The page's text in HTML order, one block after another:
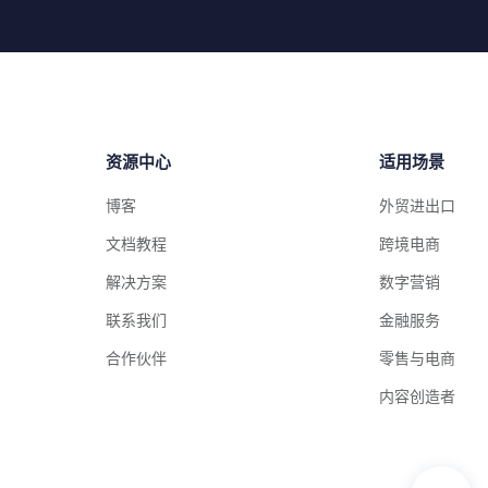
资源中心
博客
文档教程
解决方案
联系我们
合作伙伴
适用场景
外贸进出口
跨境电商
数字营销
金融服务
零售与电商
内容创造者